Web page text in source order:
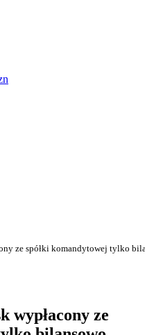
ze spółki komandytowej tylko
wypłacony ze